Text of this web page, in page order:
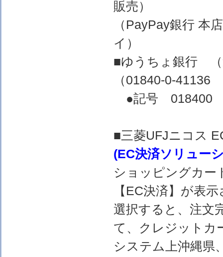
販売）
（PayPay銀行
イ）
■ゆうちょ銀行 （
（01840-0-
●記号 018400
■三菱UFJニコス
(EC決済ソリュー
ショッピングカー
【EC決済】が表
選択すると、注文
て、クレジットカ
システム上沖縄県